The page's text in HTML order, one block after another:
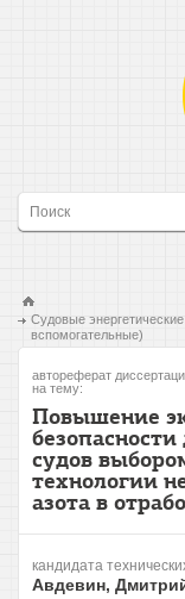
Судовые
вспомогательные)
автореферат
на тему:
Повышение
судов
технологии
азота в
кандидата
Авдевин,